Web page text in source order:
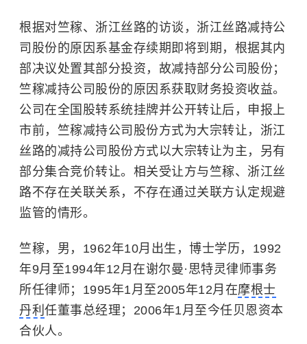
根据对竺稼、浙江丝路的访谈，浙江丝路减持公
司股份的原因系基金存续期即将到期，根据其内
部决议处置其部分投资，故减持部分公司股份；
竺稼减持公司股份的原因系获取财务投资收益。
公司在全国股转系统挂牌并公开转让后，申报上
市前，竺稼减持公司股份方式为大宗转让，浙江
丝路的减持公司股份方式以大宗转让为主，另有
部分集合竞价转让。相关受让方与竺稼、浙江丝
路不存在关联关系，不存在通过关联方认定规避
监管的情形。
竺稼，男，1962年10月出生，博士学历，1992
年9月至1994年12月在谢尔曼·思特灵律师事务
所任律师；1995年1月至2005年12月在摩根士
丹利 任董事总经理；2006年1月至今任贝恩资本
合伙人。